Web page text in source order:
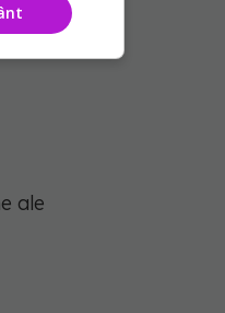
ale